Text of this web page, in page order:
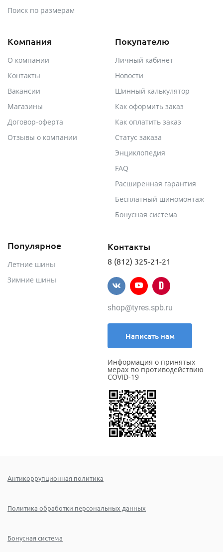
Поиск по размерам
Компания
О компании
Контакты
Вакансии
Магазины
Договор-оферта
Отзывы о компании
Покупателю
Личный кабинет
Новости
Шинный калькулятор
Как оформить заказ
Как оплатить заказ
Статус заказа
Энциклопедия
FAQ
Расширенная гарантия
Бесплатный шиномонтаж
Бонусная система
Популярное
Летние шины
Зимние шины
Контакты
8 (812) 325-21-21
shop@tyres.spb.ru
Написать нам
Информация о принятых
мерах по противодействию
COVID-19
Антикоррупционная политика
Политика обработки персональных данных
Бонусная система